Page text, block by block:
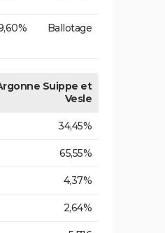
Ballotage
Suippe et
Vesle
34,45%
65,55%
4,37%
2,64%